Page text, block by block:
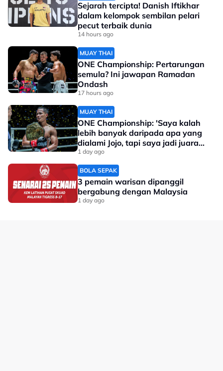
Sejarah tercipta! Danish Iftikhar
dalam kelompok sembilan pelari
pecut terbaik dunia
14 hours ago
MUAY THAI
ONE Championship: Pertarungan
semula? Ini jawapan Ramadan
Ondash
17 hours ago
MUAY THAI
ONE Championship: 'Saya kalah
lebih banyak daripada apa yang
dialami Jojo, tapi saya jadi juara
dunia'
1 day ago
BOLA SEPAK
3 pemain warisan dipanggil
bergabung dengan Malaysia
1 day ago